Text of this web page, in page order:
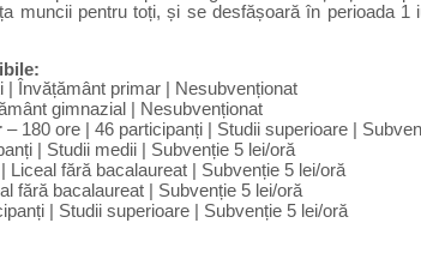
muncii pentru toți, și se desfășoară în perioada 1
| Învățământ primar | Nesubvenționat
gimnazial | Nesubvenționat
– 180 ore | 46 participanți | Studii superioare |
| Studii medii | Subvenție 5 lei/oră
Liceal fără bacalaureat | Subvenție 5 lei/oră
fără bacalaureat | Subvenție 5 lei/oră
| Studii superioare | Subvenție 5 lei/oră